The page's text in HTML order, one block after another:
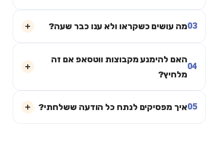
03מה עושים כשקראו ולא ענו כבר שעה?
04
האם להימנע מקבוצות ווטסאפ אם זה
מלחיץ?
05איך מפסיקים לנתח כל הודעה ששלחתי?